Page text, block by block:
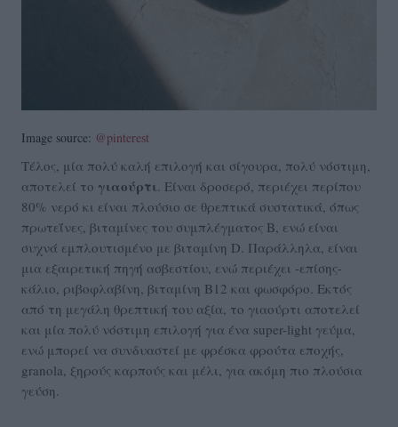
Image source: @pinterest
Tέλος, μία πολύ καλή επιλογή και σίγουρα, πολύ νόστιμη,
αποτελεί το γιαούρτι. Είναι δροσερό, περιέχει περίπου
80% νερό κι είναι πλούσιο σε θρεπτικά συστατικά, όπως
πρωτεΐνες, βιταμίνες του συμπλέγματος Β, ενώ είναι
συχνά εμπλουτισμένο με βιταμίνη D. Παράλληλα, είναι
μια εξαιρετική πηγή ασβεστίου, ενώ περιέχει -επίσης-
κάλιο, ριβοφλαβίνη, βιταμίνη Β12 και φωσφόρο. Εκτός
από τη μεγάλη θρεπτική του αξία, το γιαούρτι αποτελεί
και μία πολύ νόστιμη επιλογή για ένα super-light γεύμα,
ενώ μπορεί να συνδυαστεί με φρέσκα φρούτα εποχής,
granola, ξηρούς καρπούς και μέλι, για ακόμη πιο πλούσια
γεύση.